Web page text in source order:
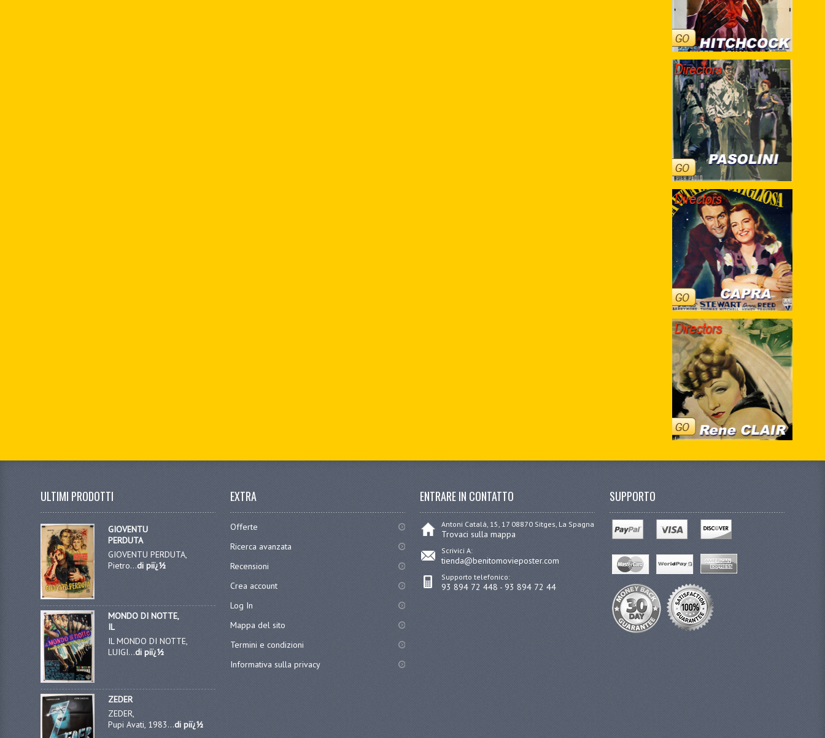
ULTIMI PRODOTTI
GIOVENTU
PERDUTA
GIOVENTU PERDUTA,
Pietro...di piï¿½
MONDO DI NOTTE,
IL
IL MONDO DI NOTTE,
LUIGI...di piï¿½
ZEDER
ZEDER,
Pupi Avati, 1983...di piï¿½
EXTRA
Offerte
Ricerca avanzata
Recensioni
Crea account
Log In
Mappa del sito
Termini e condizioni
Informativa sulla privacy
ENTRARE IN CONTATTO
Antoni Catalá, 15, 17 08870 Sitges, La Spagna
Trovaci sulla mappa
Scrivici A:
tienda@benitomovieposter.com
Supporto telefonico:
93 894 72 448 - 93 894 72 44
SUPPORTO